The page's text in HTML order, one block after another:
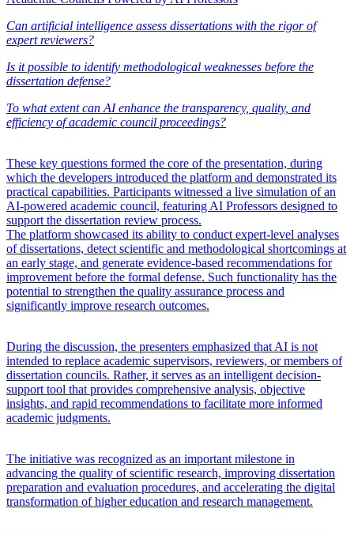
Can artificial intelligence assess dissertations with the rigor of
expert reviewers?
Is it possible to identify methodological weaknesses before the
dissertation defense?
To what extent can AI enhance the transparency, quality, and
efficiency of academic council proceedings?
These key questions formed the core of the presentation, during
which the developers introduced the platform and demonstrated its
practical capabilities. Participants witnessed a live simulation of an
AI-powered academic council, featuring AI Professors designed to
support the dissertation review process.
The platform showcased its ability to conduct expert-level analyses
of dissertations, detect scientific and methodological shortcomings at
an early stage, and generate evidence-based recommendations for
improvement before the formal defense. Such functionality has the
potential to strengthen the quality assurance process and
significantly improve research outcomes.
During the discussion, the presenters emphasized that AI is not
intended to replace academic supervisors, reviewers, or members of
dissertation councils. Rather, it serves as an intelligent decision-
support tool that provides comprehensive analysis, objective
insights, and rapid recommendations to facilitate more informed
academic judgments.
The initiative was recognized as an important milestone in
advancing the quality of scientific research, improving dissertation
preparation and evaluation procedures, and accelerating the digital
transformation of higher education and research management.